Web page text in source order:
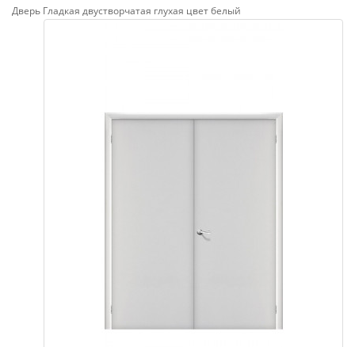
Дверь Гладкая двустворчатая глухая цвет белый